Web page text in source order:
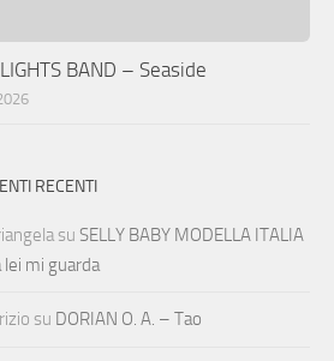
BAND – Seaside
RECENTI
su SELLY BABY MODELLA ITALIA
lei mi guarda
su DORIAN O. A. – Tao